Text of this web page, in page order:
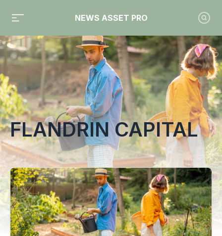
NEWS ASSET PRO
Toute l'actualité sur le tag "Flandrin Capital"
FLANDRIN CAPITAL